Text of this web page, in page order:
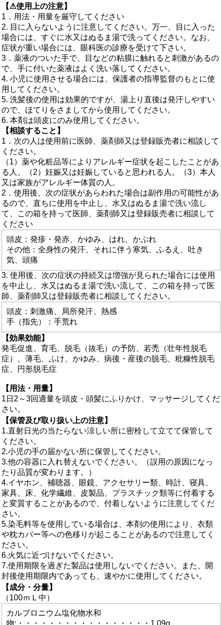
【⚠使用上の注意】
1．用法・用量を厳守してください
2. 目に入らないように注意してください。万一、目に入った
場合には、すぐに水又はぬるま湯で洗ってください。なお、
症状が重い場合には、眼科医の診療を受けて下さい。
3．薬液のついた手で、目などの粘膜に触れると刺激があるの
で、手に付いた薬液はよく洗い落してください。
4. 小児に使用させる場合には、保護者の指導監督のもとに使
用してください。
5. 洗髪後の使用は効果的ですが、湯上り直後は発汗しやすい
ので、ほてりをさましてから使用してください。
6. 本剤は頭皮にのみ使用してください。
【相談すること】
1．次の人は使用前に医師、薬剤師又は登録販売者に相談して
ください。
（1）薬や化粧品等によりアレルギー症状を起こしたことがあ
る人。（2）妊娠又は妊娠していると思われる人。（3）本人
又は家族がアレルギー体質の人。
2．使用後、次の症状があらわれた場合は副作用の可能性があ
るので、直ちに使用を中止し、水又はぬるま湯で洗い流し
て、この箱を持って医師、薬剤師又は登録販売者に相談して
ください
頭皮：発疹・発赤、かゆみ、はれ、かぶれ
その他：全身性の発汗、それに伴う寒気、ふるえ、吐き
気、頭痛
3. 使用後、次の症状の持続又は増強が見られた場合には使用
を中止し、水又はぬるま湯で洗い流して、この箱を持って医
師、薬剤師又は登録販売者に相談してください。
頭皮：刺激痛、局所発汗、熱感
手（指先）：手荒れ
【効果効能】
発毛促進、育毛、脱毛（抜毛）の予防、若禿（壮年性脱毛
症）、薄毛、ふけ、かゆみ、病後・産後の脱毛、粃糠性脱毛
症、円形脱毛症
【用法・用量】
1日2～3回適量を頭皮・頭髪にふりかけ、マッサージしてくだ
さい。
【保管及び取り扱い上の注意】
1.直射日光の当たらない涼しい所に密栓して立てて保管して
ください。
2.小児の手の届かない所に保管してください。
3.他の容器に入れ替えないでください。（誤用の原因になっ
たり品質が変わります。）
4.イヤホン、補聴器、眼鏡、アクセサリー類、時計、寝具、
家具、床、化学繊維、皮製品、プラスチック類等に付着する
と変質することがあるので、付着しないように注意してくだ
さい。
5.染毛料等を使用している場合は、本剤の使用により、衣類
や枕カバー等への色移りが起こることがあるので注意してく
ださい。
6.火気に近づけないでください。
7.使用期限を過ぎた製品は使用しないでください。また、開
封後使用期限内であっても、速やかに使用してください。
【成分・分量】
（100ｍＬ中）
カルプロニウム塩化物水和
物:・・・・・・・・・・・・・・・・・1.09g